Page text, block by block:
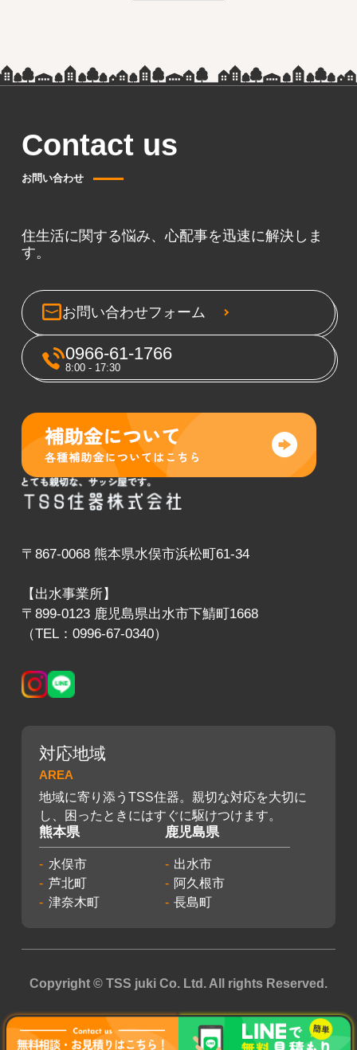
Contact us
お問い合わせ
住生活に関する悩み、心配事を迅速に解決しま
す。
お問い合わせフォーム
0966-61-1766
8:00 - 17:30
〒867-0068 熊本県水俣市浜松町61-34
【出水事業所】
〒899-0123 鹿児島県出水市下鯖町1668
（TEL：0996-67-0340）
対応地域
AREA
地域に寄り添うTSS住器。親切な対応を大切に
し、困ったときにはすぐに駆けつけます。
熊本県
水俣市
芦北町
津奈木町
鹿児島県
出水市
阿久根市
長島町
Copyright © TSS juki Co. Ltd. All rights Reserved.